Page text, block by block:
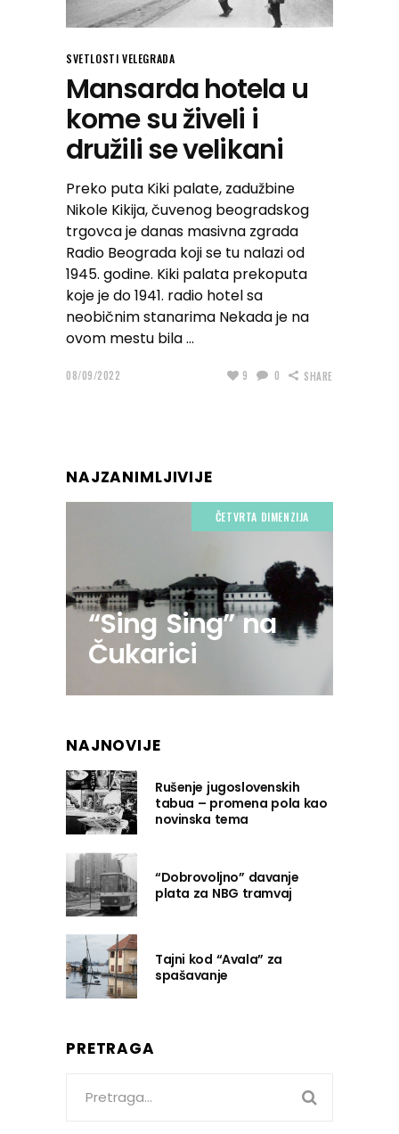
SVETLOSTI VELEGRADA
Mansarda hotela u
kome su živeli i
družili se velikani
Preko puta Kiki palate, zadužbine
Nikole Kikija, čuvenog beogradskog
trgovca je danas masivna zgrada
Radio Beograda koji se tu nalazi od
1945. godine. Kiki palata prekoputa
koje je do 1941. radio hotel sa
neobičnim stanarima Nekada je na
ovom mestu bila
08/09/2022 9 0 SHARE
NAJZANIMLJIVIJE
ČETVRTA DIMENZIJA
“Sing Sing” na
Čukarici
NAJNOVIJE
Rušenje jugoslovenskih
tabua – promena pola kao
novinska tema
“Dobrovoljno” davanje
plata za NBG tramvaj
Tajni kod “Avala” za
spašavanje
PRETRAGA